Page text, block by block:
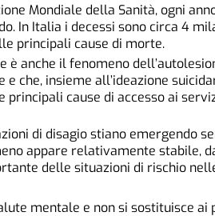
Mondiale della Sanità, ogni
In Italia i decessi sono circa 4
principali cause di morte.
anche il fenomeno
e che, insieme all’ideazione
principali cause di accesso ai
di disagio stiano emergendo
appare relativamente stabile,
delle situazioni di rischio
mentale e non si sostituisce ai